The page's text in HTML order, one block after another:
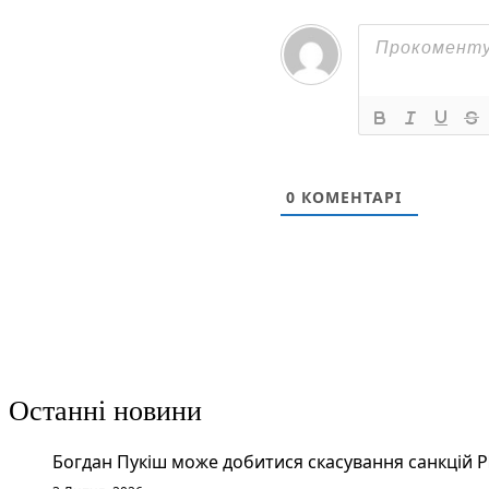
0 КОМЕНТАРІ
Останні новини
Богдан Пукіш може добитися скасування санкцій